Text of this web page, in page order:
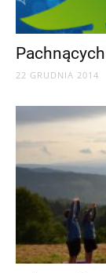
22 GRUDNIA 2014